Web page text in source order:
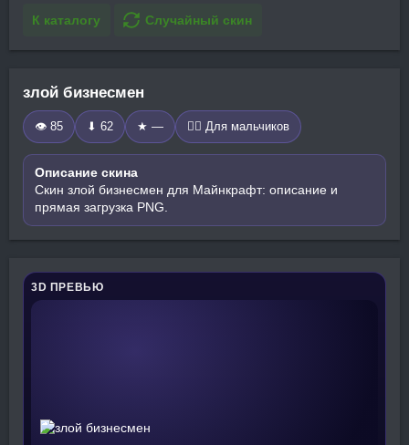
К каталогу Случайный скин
злой бизнесмен
👁 85 ⬇ 62 ★ — 🧍‍♂️ Для мальчиков
Описание скина
Скин злой бизнесмен для Майнкрафт: описание и
прямая загрузка PNG.
3D ПРЕВЬЮ